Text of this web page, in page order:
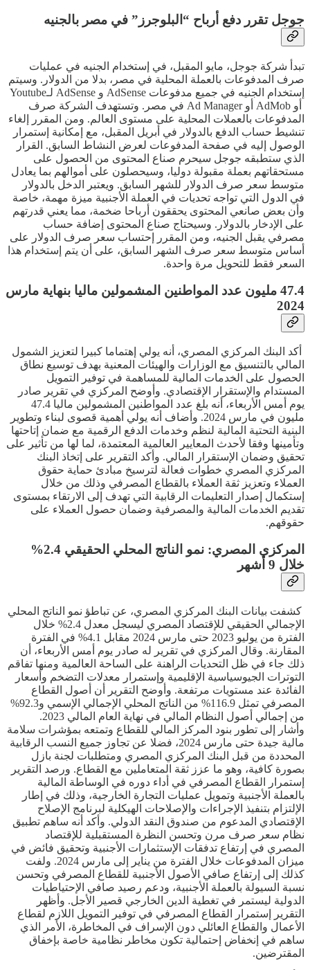
جوجل تقرر دفع أرباح “البلوجرز” في مصر بالجنيه
تبدأ شركة جوجل، مايو المقبل، في إستخدام الجنيه في عمليات
صرف المدفوعات بالعملة المحلية في مصر، بدلا من الدولار. وسيتم
إستخدام الجنيه في جميع مدفوعات AdSense و AdSense لـYoutube
أو AdMob أو Ad Manager في مصر. وتستهدف الشركة صرف
المدفوعات بالعملات المحلية على مستوى العالم. ومن المقرر إلغاء
تنشيط حساب الدفع بالدولار في أبريل المقبل، مع إمكانية إستمرار
الوصول إليه في صفحة المدفوعات لعرض النشاط السابق. القرار
الذي ستطبقه جوجل سيحرم صناع المحتوى من الحصول على
مستحقاتهم بعملة مقبولة دوليا، وسيحصلون على أموالهم بما يعادل
متوسط سعر صرف الدولار للشهر السابق. ويعتبر الدخل بالدولار
في الدول التي تواجه تحديات في العملة الأجنبية ميزة مهمة، خاصة
وأن بعض صانعي المحتوى يحققون أرباحا ضخمة، مما يعني قدرتهم
على الإدخار بالدولار. وسيحتاج صناع المحتوى إضافة حساب
مصرفي يقبل الجنيه، ومن المقرر إحتساب سعر صرف الدولار على
أساس متوسط سعر صرف الشهر السابق، على أن يتم إستخدام هذا
السعر فقط للتحويل مرة واحدة.
47.4 مليون عدد المواطنين المشمولين ماليا بنهاية مارس
2024
أكد البنك المركزي المصري، أنه يولي إهتماما كبيرا لتعزيز الشمول
المالي بالتنسيق مع الوزارات والهيئات المعنية بهدف توسيع نطاق
الحصول على الخدمات المالية للمساهمة في توفير التمويل
المستدام والإستقرار الإقتصادي. وأوضح المركزي في تقرير صادر
يوم أمس الأربعاء، أنه بلغ عدد المواطنين المشمولين ماليا 47.4
مليون في مارس 2024. وأضاف أنه يولي أهمية قصوى لبناء وتطوير
البنية التحتية المالية لنظم وخدمات الدفع الرقمية مع ضمان إتاحتها
وتأمينها وفقا لأحدث المعايير العالمية المعتمدة، لما لها من تأثير على
تحقيق وضمان الإستقرار المالي. وأكد التقرير على إتخاذ البنك
المركزي المصري خطوات فعالة لترسيخ مبادئ حماية حقوق
العملاء وتعزيز ثقة العملاء بالقطاع المصرفي وذلك من خلال
إستكمال إصدار التعليمات الرقابية التي تهدف إلى الارتقاء بمستوى
تقديم الخدمات المالية والمصرفية وضمان حصول العملاء على
حقوقهم.
المركزي المصري: نمو الناتج المحلي الحقيقي 2.4%
خلال 9 أشهر
كشفت بيانات البنك المركزي المصري، عن تباطؤ نمو الناتج المحلي
الإجمالي الحقيقي للإقتصاد المصري ليسجل معدل 2.4% خلال
الفترة من يوليو 2023 حتى مارس 2024 مقابل 4.1% في الفترة
المقارنة. وقال المركزي في تقرير له صادر يوم أمس الأربعاء، أن
ذلك جاء في ظل التحديات الراهنة على الساحة العالمية ومنها تفاقم
التوترات الجيوسياسية الإقليمية وإستمرار معدلات التضخم وأسعار
الفائدة عند مستويات مرتفعة. وأوضح التقرير أن أصول القطاع
المصرفي تمثل 116.9% من الناتج المحلي الإجمالي الإسمي و92.3%
من إجمالي أصول النظام المالي في نهاية العام المالي 2023.
وأشار إلى تطور بنود المركز المالي للقطاع وتمتعه بمؤشرات سلامة
مالية جيدة حتى مارس 2024، فضلا عن تجاوز جميع النسب الرقابية
المحددة من قبل البنك المركزي المصري ومتطلبات لجنة بازل
بصورة كافية، وهو ما عزز ثقة المتعاملين مع القطاع. ورصد التقرير
إستمرار القطاع المصرفي في أداء دوره في الوساطة المالية
بالعملة الأجنبية وتمويل عمليات التجارة الخارجية، وذلك في إطار
الإلتزام بتنفيذ الإجراءات والإصلاحات الهيكلية لبرنامج الإصلاح
الإقتصادي المدعوم من صندوق النقد الدولي. وأكد أنه ساهم تطبيق
نظام سعر صرف مرن وتحسن النظرة المستقبلية للإقتصاد
المصري في إرتفاع تدفقات الإستثمارات الأجنبية وتحقيق فائض في
ميزان المدفوعات خلال الفترة من يناير إلى مارس 2024. ولفت
كذلك إلى إرتفاع صافي الأصول الأجنبية للقطاع المصرفي وتحسن
نسبة السيولة بالعملة الأجنبية، ودعم رصيد صافي الإحتياطيات
الدولية ليستمر في تغطية الدين الخارجي قصير الأجل. وأظهر
التقرير إستمرار القطاع المصرفي في توفير التمويل اللازم لقطاع
الأعمال والقطاع العائلي دون الإسراف في المخاطرة، الأمر الذي
ساهم في إنخفاض إحتمالية تكون مخاطر نظامية خاصة بإخفاق
المقترضين.